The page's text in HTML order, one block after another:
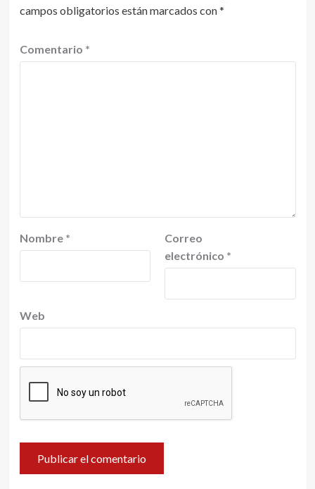
campos obligatorios están marcados con*
Comentario *
Nombre *
Correo
electrónico *
Web